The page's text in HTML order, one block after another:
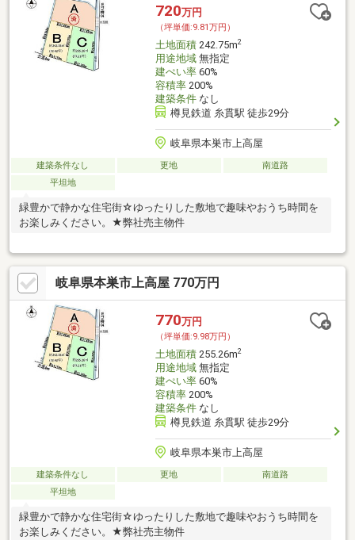
720万円
（坪単価:9.81万円）
土地面積242.75m2
用途地域無指定
建ぺい率60%
容積率200%
建築条件なし
樽見鉄道 糸貫駅 徒歩29分
岐阜県本巣市上高屋
建築条件なし 更地
南道路
平坦地
緑豊かで静かな住宅街☆ゆったりした敷地で趣味やおうち時間を
お楽しみください。★弊社売主物件
岐阜県本巣市上高屋 770万円
770万円
（坪単価:9.98万円）
土地面積255.26m2
用途地域無指定
建ぺい率60%
容積率200%
建築条件なし
樽見鉄道 糸貫駅 徒歩29分
岐阜県本巣市上高屋
建築条件なし 更地
南道路
平坦地
緑豊かで静かな住宅街☆ゆったりした敷地で趣味やおうち時間を
お楽しみください。★弊社売主物件